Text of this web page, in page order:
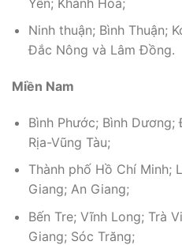
Ninh thuận; Bình Thuận;
Đắc Nông và Lâm Đồng.
Miền Nam
Bình Phước; Bình Dương;
Rịa-Vũng Tàu;
Thành phố Hồ Chí Minh;
Giang; An Giang;
Bến Tre; Vĩnh Long; Trà
Giang; Sóc Trăng;